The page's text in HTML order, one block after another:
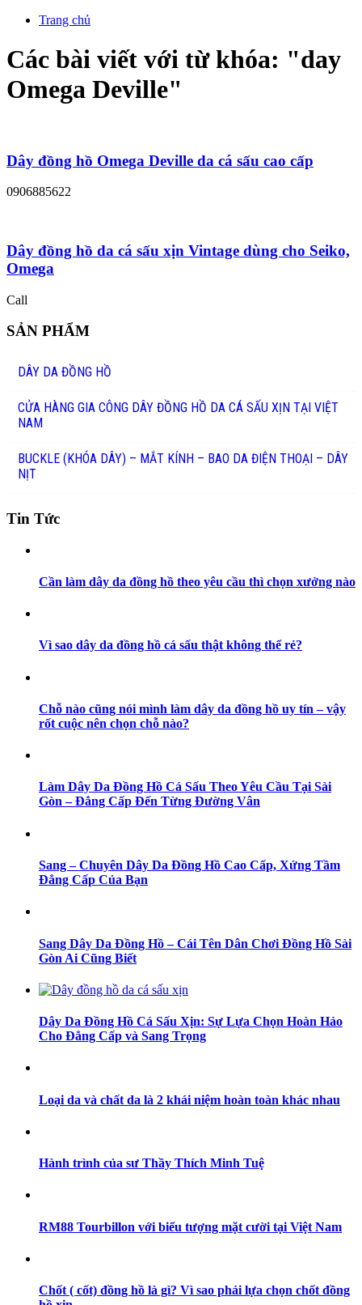
Trang chủ
Các bài viết với từ khóa: "day
Omega Deville"
Dây đồng hồ Omega Deville da cá sấu cao cấp
0906885622
Dây đồng hồ da cá sấu xịn Vintage dùng cho Seiko,
Omega
Call
SẢN PHẨM
DÂY DA ĐỒNG HỒ
CỬA HÀNG GIA CÔNG DÂY ĐỒNG HỒ DA CÁ SẤU XỊN TẠI VIỆT
NAM
BUCKLE (KHÓA DÂY) – MẮT KÍNH – BAO DA ĐIỆN THOẠI – DÂY
NỊT
Tin Tức
Cần làm dây da đồng hồ theo yêu cầu thì chọn xưởng nào
Vì sao dây da đồng hồ cá sấu thật không thể rẻ?
Chỗ nào cũng nói mình làm dây da đồng hồ uy tín – vậy
rốt cuộc nên chọn chỗ nào?
Làm Dây Da Đồng Hồ Cá Sấu Theo Yêu Cầu Tại Sài
Gòn – Đẳng Cấp Đến Từng Đường Vân
Sang – Chuyên Dây Da Đồng Hồ Cao Cấp, Xứng Tầm
Đẳng Cấp Của Bạn
Sang Dây Da Đồng Hồ – Cái Tên Dân Chơi Đồng Hồ Sài
Gòn Ai Cũng Biết
Dây Da Đồng Hồ Cá Sấu Xịn: Sự Lựa Chọn Hoàn Hảo
Cho Đẳng Cấp và Sang Trọng
Loại da và chất da là 2 khái niệm hoàn toàn khác nhau
Hành trình của sư Thầy Thích Minh Tuệ
RM88 Tourbillon với biểu tượng mặt cười tại Việt Nam
Chốt ( cốt) đồng hồ là gì? Vì sao phải lựa chọn chốt đồng